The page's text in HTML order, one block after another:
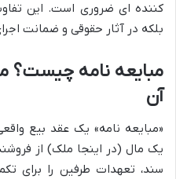
کننده ای ضروری است. این
بلکه در آثار حقوقی و ضمانت
مبایعه نامه چیست؟
آن
«مبایعه نامه» یک عقد بیع
یک مال (در اینجا ملک) از
سند، تعهدات طرفین را برای